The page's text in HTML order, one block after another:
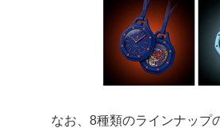
なお、8種類のラインナップ